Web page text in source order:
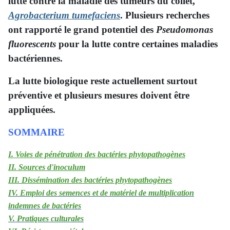
Agrobacterium tumefaciens. Plusieurs recherches
ont rapporté le grand potentiel des Pseudomonas
fluorescents pour la lutte contre certaines maladies
bactériennes.
La lutte biologique reste actuellement surtout
préventive et plusieurs mesures doivent être
appliquées.
SOMMAIRE
I. Voies de pénétration des bactéries phytopathogènes
II. Sources d'inoculum
III. Dissémination des bactéries phytopathogènes
IV. Emploi des semences et de matériel de multiplication
indemnes de bactéries
V. Pratiques culturales